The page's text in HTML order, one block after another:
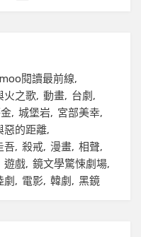
閱讀最前線
火之歌 動畫
台劇
城堡岩
宮部美幸
惡的距離
吾 殺戒 漫畫 相聲
遊戲 鏡文學驚悚劇場
劇 電影 韓劇 黑鏡